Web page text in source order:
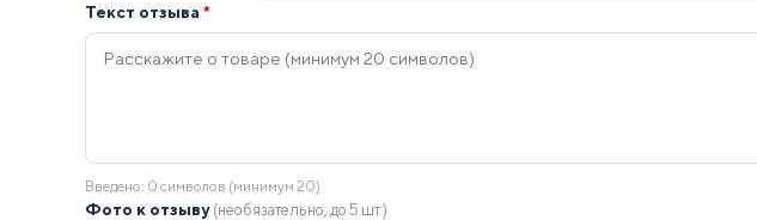
Текст отзыва *
Введено: 0 символов (минимум 20)
Фото к отзыву (необязательно, до 5 шт.)